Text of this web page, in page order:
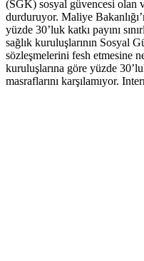
(SGK) sosyal güvencesi olan
durduruyor. Maliye
yüzde 30’luk katkı payını
sağlık kuruluşlarının Sosyal
sözleşmelerini fesh etmesine
kuruluşlarına göre yüzde
masraflarını karşılamıyor.